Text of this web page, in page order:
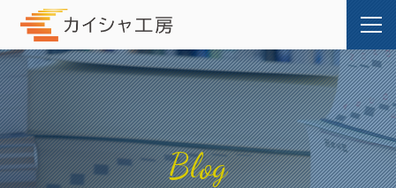
Blog